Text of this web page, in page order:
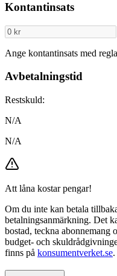
Kontantinsats
Ange kontantinsats med
Avbetalningstid
Restskuld:
N/A
N/A
Att låna kostar pengar!
Om du inte kan betala
betalningsanmärkning. Det
bostad, teckna abonnemang
budget- och
finns på konsumentverket.se.